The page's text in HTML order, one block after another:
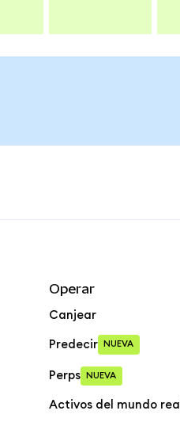
Operar
Canjear
Predecir NUEVA
Perps NUEVA
Activos del mundo real